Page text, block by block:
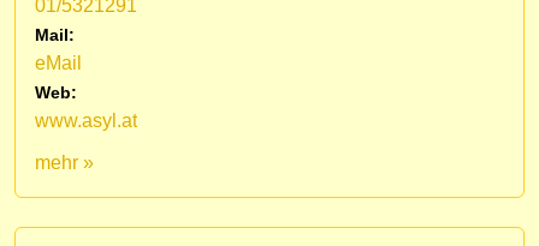
01/5321291
Mail:
eMail
Web:
www.asyl.at
mehr »